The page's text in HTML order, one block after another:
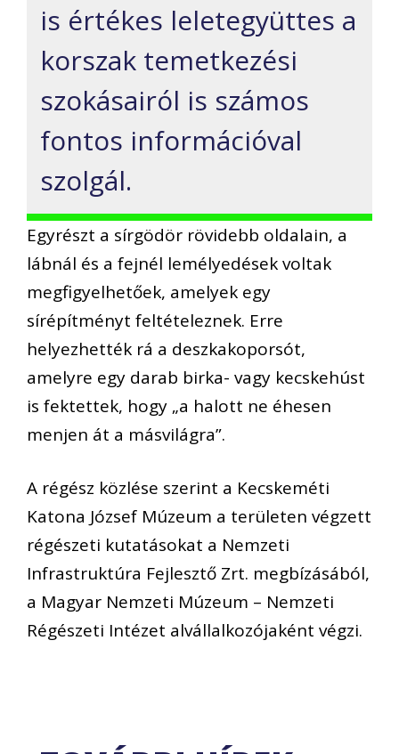
is értékes leletegyüttes a
korszak temetkezési
szokásairól is számos
fontos információval
szolgál.
Egyrészt a sírgödör rövidebb oldalain, a
lábnál és a fejnél lemélyedések voltak
megfigyelhetőek, amelyek egy
sírépítményt feltételeznek. Erre
helyezhették rá a deszkakoporsót,
amelyre egy darab birka- vagy kecskehúst
is fektettek, hogy „a halott ne éhesen
menjen át a másvilágra”.
A régész közlése szerint a Kecskeméti
Katona József Múzeum a területen végzett
régészeti kutatásokat a Nemzeti
Infrastruktúra Fejlesztő Zrt. megbízásából,
a Magyar Nemzeti Múzeum – Nemzeti
Régészeti Intézet alvállalkozójaként végzi.